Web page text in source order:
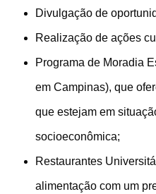
Divulgação de
Realização de ações
Programa de Moradia
em Campinas), que
que estejam em
socioeconômica;
Restaurantes
alimentação com um